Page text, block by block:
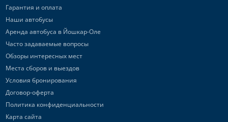
Гарантия и оплата
Наши автобусы
Аренда автобуса в Йошкар-Оле
Часто задаваемые вопросы
Обзоры интересных мест
Места сборов и выездов
Условия бронирования
Договор-оферта
Политика конфиденциальности
Карта сайта